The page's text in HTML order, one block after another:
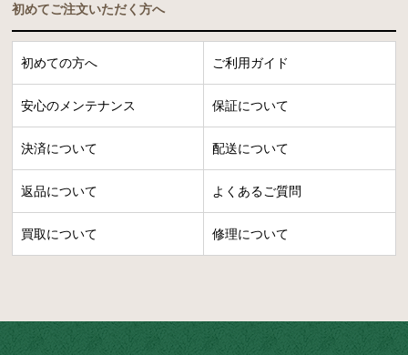
初めてご注文いただく方へ
初めての方へ ご利用ガイド
安心のメンテナンス 保証について
決済について 配送について
返品について よくあるご質問
買取について 修理について